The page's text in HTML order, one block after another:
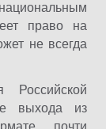
право на
не всегда
выхода из
почти